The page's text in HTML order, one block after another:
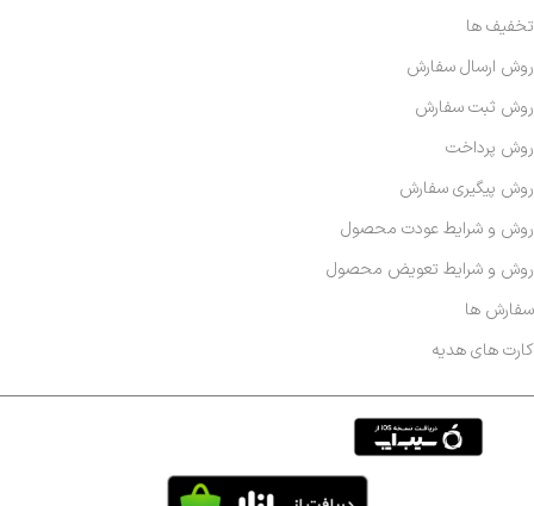
تخفیف ها
روش ارسال سفارش
روش ثبت سفارش
روش پرداخت
روش پیگیری سفارش
روش و شرایط عودت محصول
روش و شرایط تعویض محصول
سفارش ها
کارت های هدیه